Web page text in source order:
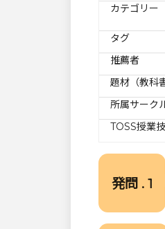
カテゴリー
タグ
推薦者
題材（教科
所属サーク
TOSS授業
発問 . 1